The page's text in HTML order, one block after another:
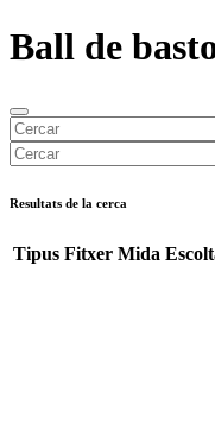
Ball de
Resultats de la cerca
Tipus Fitxer Mida